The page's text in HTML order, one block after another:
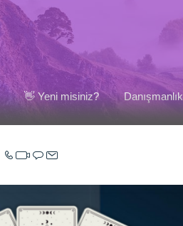
👋 Yeni misiniz? Danışmanlık